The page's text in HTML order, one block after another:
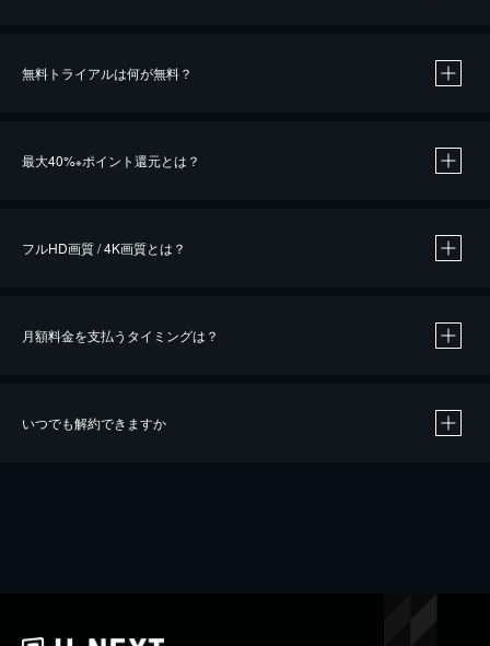
無料トライアルは何が無料？
最大40%※ポイント還元とは？
※40％ポイント還元の対象は、クレジットカード決済による作品の購入 / レンタルです。
iOSアプリのUコイン決済による作品の購入 / レンタルは、20％のポイント還元です。
フルHD画質 / 4K画質とは？
月額料金を支払うタイミングは？
いつでも解約できますか